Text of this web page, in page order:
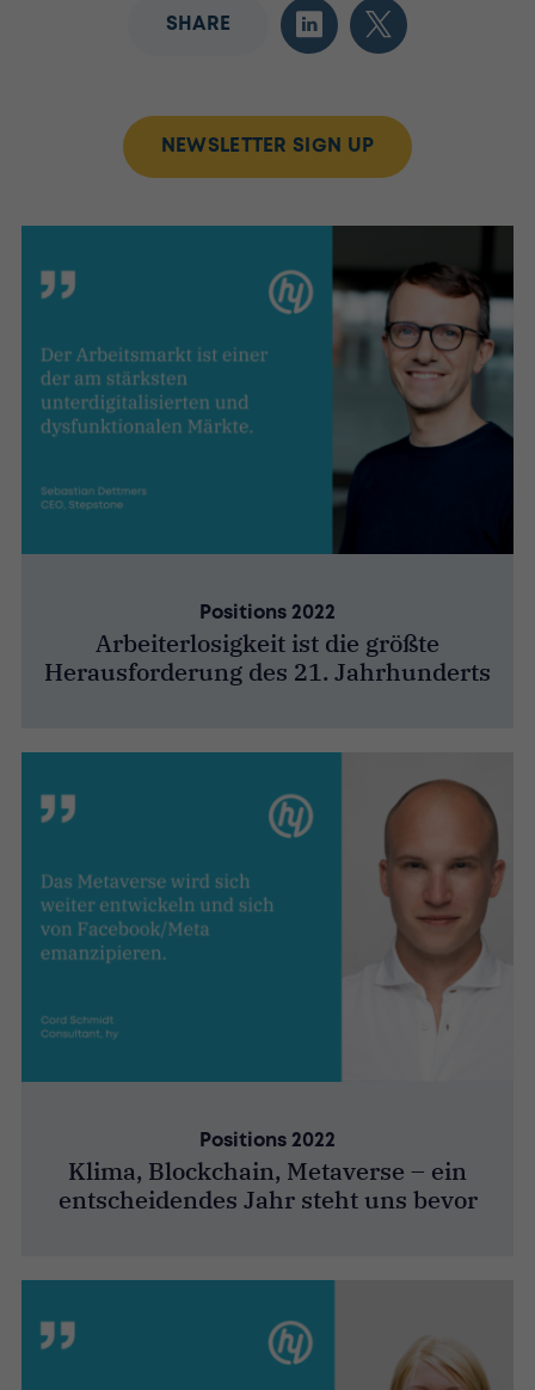
SHARE
NEWSLETTER SIGN UP
Positions 2022
Arbeiterlosigkeit ist die größte
Herausforderung des 21. Jahrhunderts
Positions 2022
Klima, Blockchain, Metaverse – ein
entscheidendes Jahr steht uns bevor